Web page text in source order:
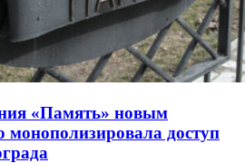
«Память» новым
монополизировала доступ